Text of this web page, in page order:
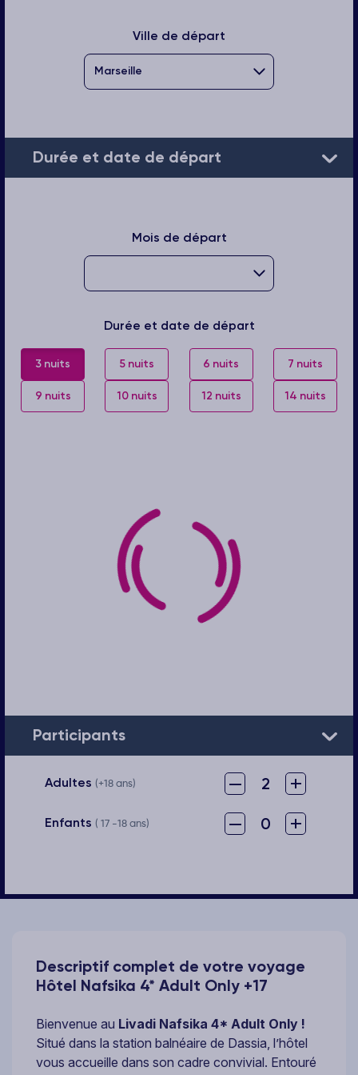
Ville de départ
Durée et date de départ
Mois de départ
Durée et date de départ
3 nuits 5 nuits 6 nuits 7 nuits
9 nuits 10 nuits 12 nuits 14 nuits
Participants
Adultes (+18 ans) – 2 +
Enfants ( 17 -18 ans) – 0 +
Descriptif complet de votre voyage
Hôtel Nafsika 4* Adult Only +17
Bienvenue au Livadi Nafsika 4* Adult Only !
Situé dans la station balnéaire de Dassia, l’hôtel
vous accueille dans son cadre convivial. Entouré